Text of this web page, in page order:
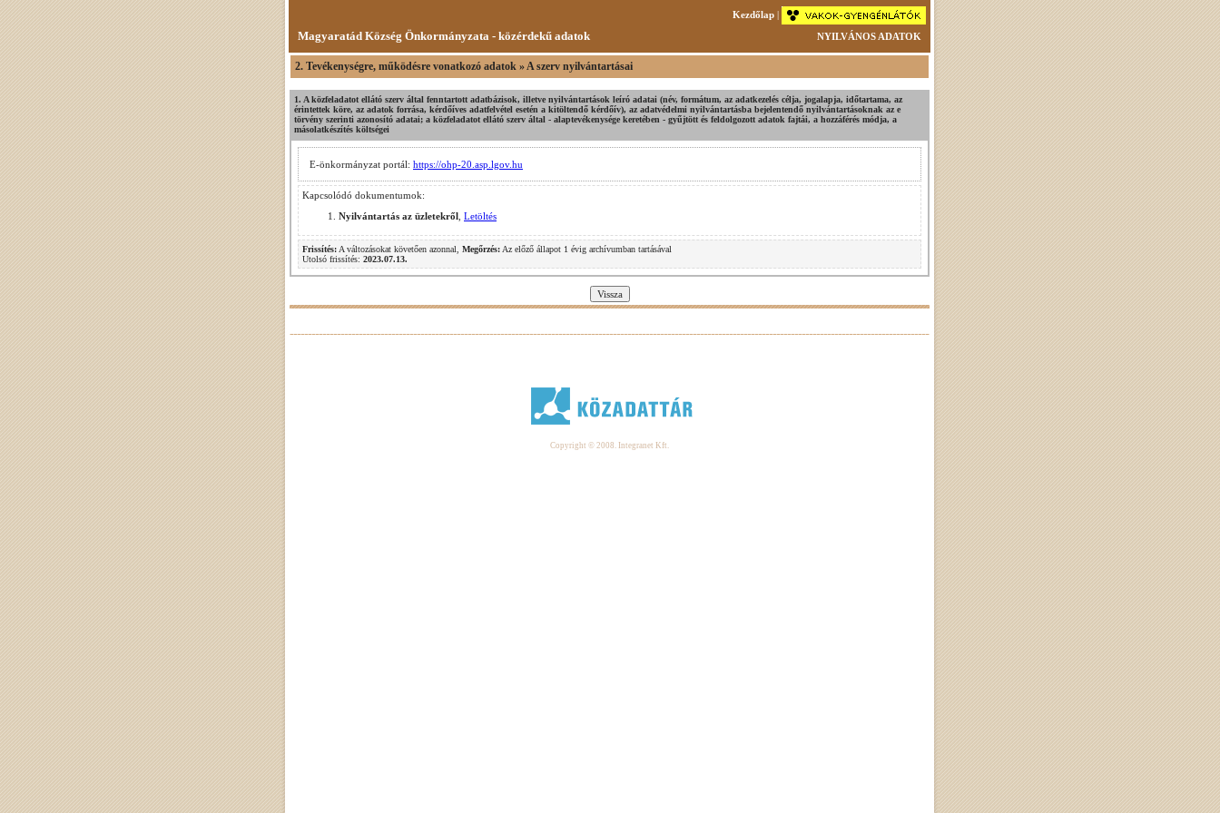
Kezdőlap |
Magyaratád Község Önkormányzata - közérdekű adatok NYILVÁNOS ADATOK
2. Tevékenységre, működésre vonatkozó adatok » A szerv nyilvántartásai
1. A közfeladatot ellátó szerv által fenntartott adatbázisok, illetve nyilvántartások leíró adatai (név, formátum, az adatkezelés célja, jogalapja, időtartama, az
érintettek köre, az adatok forrása, kérdőíves adatfelvétel esetén a kitöltendő kérdőív), az adatvédelmi nyilvántartásba bejelentendő nyilvántartásoknak az e
törvény szerinti azonosító adatai; a közfeladatot ellátó szerv által - alaptevékenysége keretében - gyűjtött és feldolgozott adatok fajtái, a hozzáférés módja, a
másolatkészítés költségei
E-önkormányzat portál: https://ohp-20.asp.lgov.hu
Kapcsolódó dokumentumok:
Nyilvántartás az üzletekről Letöltés
Frissítés: A változásokat követően azonnal, Megőrzés: Az előző állapot 1 évig archívumban tartásával
Utolsó frissítés: 2023.07.13.
Copyright © 2008. Integranet Kft.